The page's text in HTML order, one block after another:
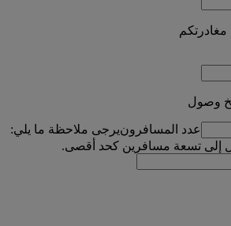
مغادرتكم
وصول
عدد المسافرونيرجى ملاحظة ما يلي:
إلى تسعة مسافرين كحد أقصى.